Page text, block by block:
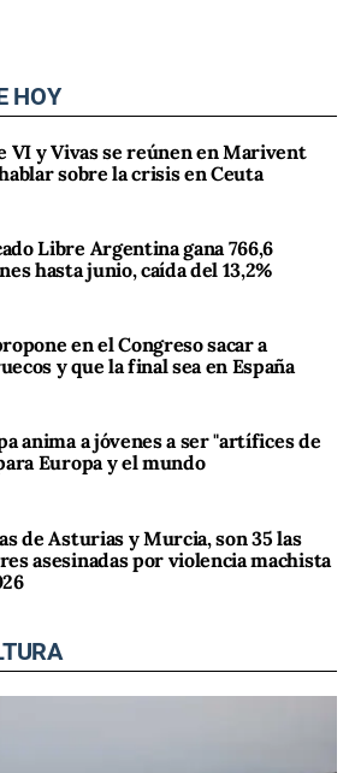
HOY
VI y Vivas se reúnen en Marivent
sobre la crisis en Ceuta
Libre Argentina gana 766,6
hasta junio, caída del 13,2%
en el Congreso sacar a
y que la final sea en España
anima a jóvenes a ser "artífices de
Europa y el mundo
de Asturias y Murcia, son 35 las
asesinadas por violencia machista